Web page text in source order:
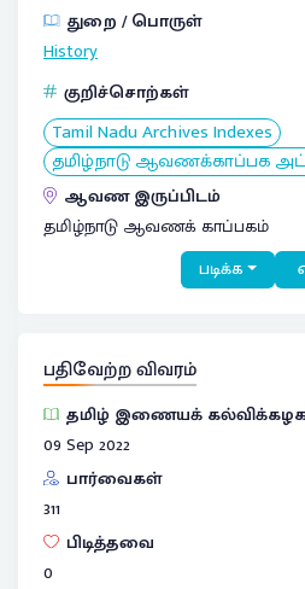
துறை / பொருள்
History
குறிச்சொற்கள்
Tamil Nadu Archives Indexes
தமிழ்நாடு ஆவணக்காப்பக
ஆவண இருப்பிடம்
தமிழ்நாடு ஆவணக் காப்பகம்
படிக்க
பதிவேற்ற விவரம்
தமிழ் இணையக்
09 Sep 2022
பார்வைகள்
311
பிடித்தவை
0